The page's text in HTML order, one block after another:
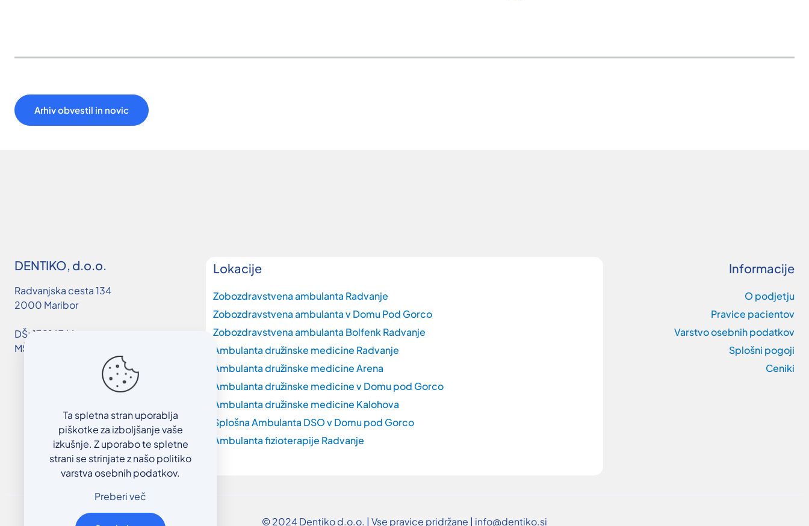
Arhiv obvestil in novic
DENTIKO, d.o.o.
Radvanjska cesta 134
2000 Maribor
DŠ: 17016746
MŠ: 3663019000
Lokacije
Zobozdravstvena ambulanta Radvanje
Zobozdravstvena ambulanta v Domu Pod Gorco
Zobozdravstvena ambulanta Bolfenk Radvanje
Ambulanta družinske medicine Radvanje
Ambulanta družinske medicine Arena
Ambulanta družinske medicine v Domu pod Gorco
Ambulanta družinske medicine Kalohova
Splošna Ambulanta DSO v Domu pod Gorco
Ambulanta fizioterapije Radvanje
Informacije
O podjetju
Pravice pacientov
Varstvo osebnih podatkov
Splošni pogoji
Ceniki
© 2024 Dentiko d.o.o. | Vse pravice pridržane | info@dentiko.si
Ta spletna stran uporablja
piškotke za izboljšanje vaše
izkušnje. Z uporabo te spletne
strani se strinjate z našo politiko
varstva osebnih podatkov.
Preberi več